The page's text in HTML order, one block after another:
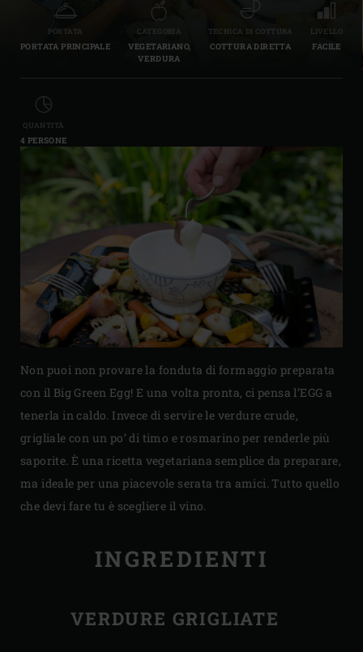
PORTATA
PORTATA PRINCIPALE
CATEGORIA
VEGETARIANO,
VERDURA
TECNICA DI COTTURA
COTTURA DIRETTA
LIVELLO
FACILE
QUANTITÀ
4 PERSONE
Non puoi non provare la fonduta di formaggio preparata
con il Big Green Egg! E una volta pronta, ci pensa l’EGG a
tenerla in caldo. Invece di servire le verdure crude,
grigliale con un po’ di timo e rosmarino per renderle più
saporite. È una ricetta vegetariana semplice da preparare,
ma ideale per una piacevole serata tra amici. Tutto quello
che devi fare tu è scegliere il vino.
INGREDIENTI
VERDURE GRIGLIATE